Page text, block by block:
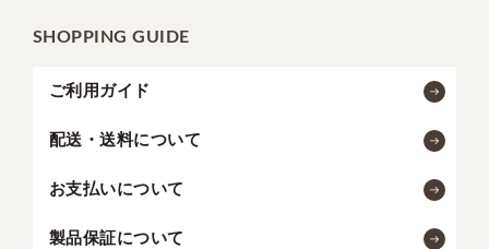
SHOPPING GUIDE
ご利用ガイド
配送・送料について
お支払いについて
製品保証について